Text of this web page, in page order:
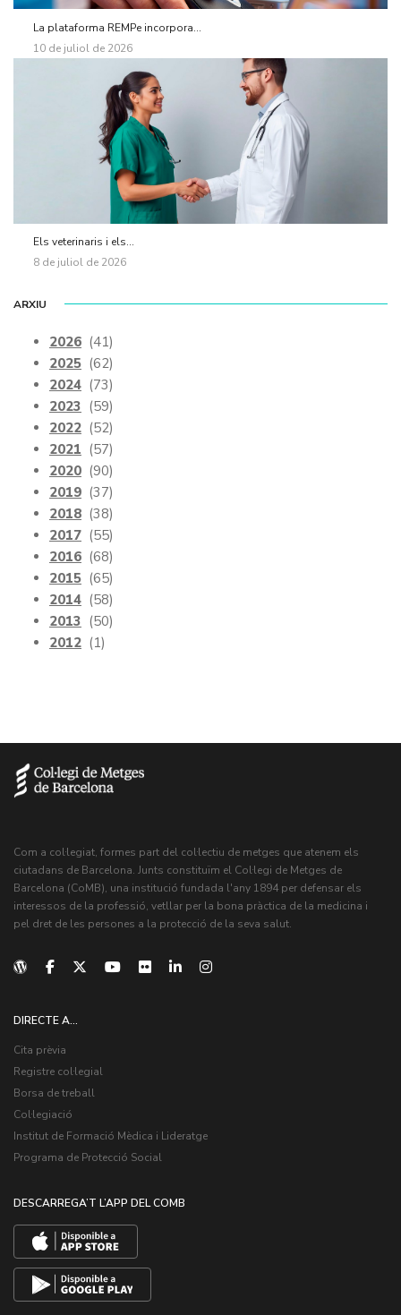
La plataforma REMPe incorpora...
10 de juliol de 2026
Els veterinaris i els...
8 de juliol de 2026
ARXIU
2026 (41)
2025 (62)
2024 (73)
2023 (59)
2022 (52)
2021 (57)
2020 (90)
2019 (37)
2018 (38)
2017 (55)
2016 (68)
2015 (65)
2014 (58)
2013 (50)
2012 (1)
Com a col·legiat, formes part del col·lectiu de metges que atenem els
ciutadans de Barcelona. Junts constituïm el Col·legi de Metges de
Barcelona (CoMB), una institució fundada l'any 1894 per defensar els
interessos de la professió, vetllar per la bona pràctica de la medicina i
pel dret de les persones a la protecció de la seva salut.
DIRECTE A...
Cita prèvia
Registre col·legial
Borsa de treball
Col·legiació
Institut de Formació Mèdica i Lideratge
Programa de Protecció Social
DESCARREGA’T L’APP DEL COMB